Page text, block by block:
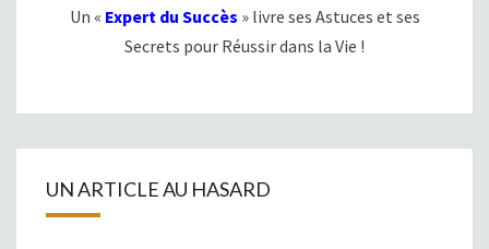
Un « Expert du Succès » livre ses Astuces et ses
Secrets pour Réussir dans la Vie !
UN ARTICLE AU HASARD